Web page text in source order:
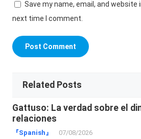
Save my name, email, and
next time I comment.
Related Posts
Gattuso: La verdad sobre el
relaciones
『Spanish』 07/08/2026